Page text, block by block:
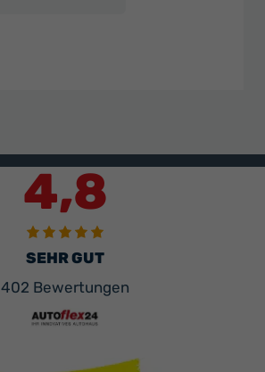
4,8
SEHR GUT
402 Bewertungen